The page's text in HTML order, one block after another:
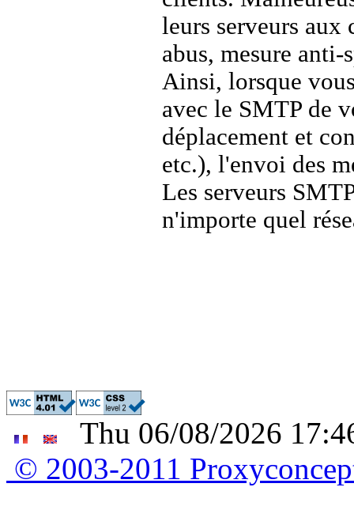
leurs serveurs aux
abus, mesure anti-
Ainsi, lorsque
avec le SMTP de
déplacement et
etc.), l'envoi des
Les serveurs
n'importe quel
Thu 06/08/2026
© 2003-2011